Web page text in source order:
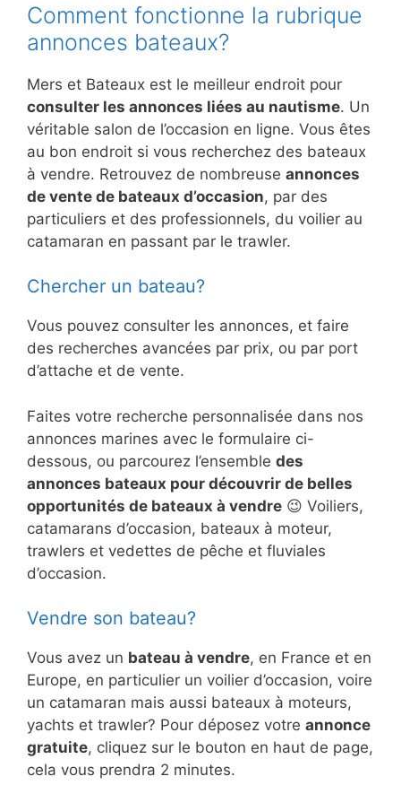
Comment fonctionne la rubrique
annonces bateaux?
Mers et Bateaux est le meilleur endroit pour
consulter les annonces liées au nautisme. Un
véritable salon de l’occasion en ligne. Vous êtes
au bon endroit si vous recherchez des bateaux
à vendre. Retrouvez de nombreuse annonces
de vente de bateaux d’occasion, par des
particuliers et des professionnels, du voilier au
catamaran en passant par le trawler.
Chercher un bateau?
Vous pouvez consulter les annonces, et faire
des recherches avancées par prix, ou par port
d’attache et de vente.
Faites votre recherche personnalisée dans nos
annonces marines avec le formulaire ci-
dessous, ou parcourez l’ensemble des
annonces bateaux pour découvrir de belles
opportunités de bateaux à vendre 😉 Voiliers,
catamarans d’occasion, bateaux à moteur,
trawlers et vedettes de pêche et fluviales
d’occasion.
Vendre son bateau?
Vous avez un bateau à vendre, en France et en
Europe, en particulier un voilier d’occasion, voire
un catamaran mais aussi bateaux à moteurs,
yachts et trawler? Pour déposez votre annonce
gratuite, cliquez sur le bouton en haut de page,
cela vous prendra 2 minutes.